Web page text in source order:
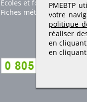
Ecoles et formations
Fiches métiers
PMEBTP
votre
politique
réaliser
en
en